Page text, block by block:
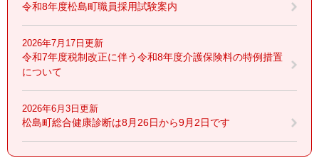
令和8年度松島町職員採用試験案内
2026年7月17日更新
令和7年度税制改正に伴う令和8年度介護保険料の特例措置
について
2026年6月3日更新
松島町総合健康診断は8月26日から9月2日です